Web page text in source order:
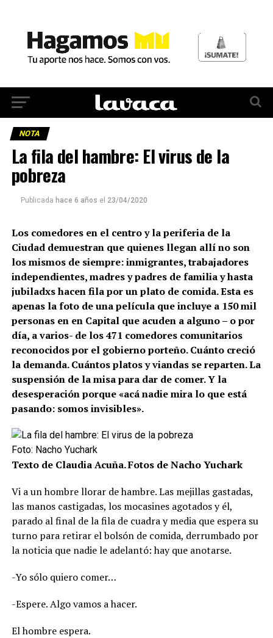
NOTA
La fila del hambre: El virus de la
pobreza
Publicada hace 6 años el 23/04/2020
Los comedores en el centro y la periferia de la
Ciudad demuestran que quienes llegan allí no son
los mismos de siempre: inmigrantes, trabajadores
independientes, madres y padres de familia y hasta
jubiladxshacen fila por un plato de comida. Esta es
apenas la foto de una película que incluye a 150 mil
personas en en Capital que acuden a alguno – o por
día, a varios- de los 471 comedores comunitarios
reconocidos por el gobierno porteño. Cuánto creció
la demanda. Cuántos platos y viandas se reparten. La
suspensión de la misa para dar de comer. Y la
desesperación porque «acá nadie mira lo que está
pasando: somos invisibles».
Foto: Nacho Yuchark
Texto de Claudia Acuña. Fotos de Nacho Yuchark
Vi a un hombre llorar de hambre. Las mejillas gastadas,
las manos castigadas, los mocasines agotados y él,
parado al final de la fila de cuadra y media que espera su
turno para retirar el bolsón de comida, derrumbado por
la noticia que nadie le adelantó: hay que anotarse.
-Yo sólo quiero comer…
-Espere. Algo vamos a hacer.
El hombre espera.